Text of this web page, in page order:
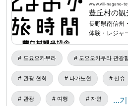
한 곳, 일본 최대급의 포트홀에서
기는 플랜입니다. 야외 응급 전문
러분의 체험을 서포트합니다. 9월 상순경까지 개최를 예정하
고 있습니다. 계속해서 예약을 받
투어에 대한 자세한 내용은 도요오
間) 홈페이지에서 보실 수 있습니
toyooka-kanko.jp...
www.vill-nagano-
長野県南信州
体験・レジャ
り、飲食、お
ど、豊丘村の
す。
도요오카무라 도요오카무라 관광
관광 협회 나가노현 신슈
관광 여행 자연 …